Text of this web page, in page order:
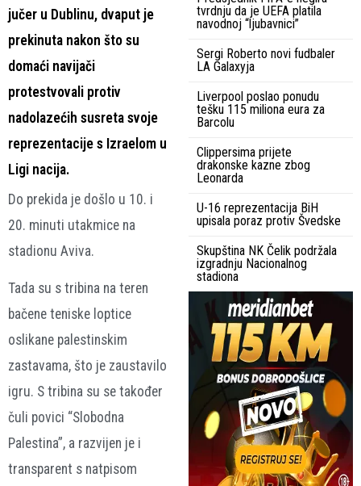
jučer u Dublinu, dvaput je
prekinuta nakon što su
domaći navijači
protestvovali protiv
nadolazećih susreta svoje
reprezentacije s Izraelom u
Ligi nacija.
Do prekida je došlo u 10. i
20. minuti utakmice na
stadionu Aviva.
Tada su s tribina na teren
bačene teniske loptice
oslikane palestinskim
zastavama, što je zaustavilo
igru. S tribina su se također
čuli povici “Slobodna
Palestina”, a razvijen je i
transparent s natpisom
tvrdnju da je UEFA platila
navodnoj “ljubavnici”
Sergi Roberto novi fudbaler
LA Galaxyja
Liverpool poslao ponudu
tešku 115 miliona eura za
Barcolu
Clippersima prijete
drakonske kazne zbog
Leonarda
U-16 reprezentacija BiH
upisala poraz protiv Švedske
Skupština NK Čelik podržala
izgradnju Nacionalnog
stadiona